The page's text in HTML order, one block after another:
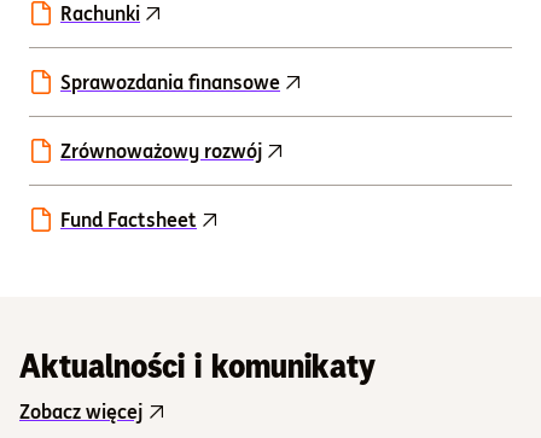
Rachunki
Sprawozdania finansowe
Zrównoważowy rozwój
Fund Factsheet
Aktualności i komunikaty
Zobacz więcej